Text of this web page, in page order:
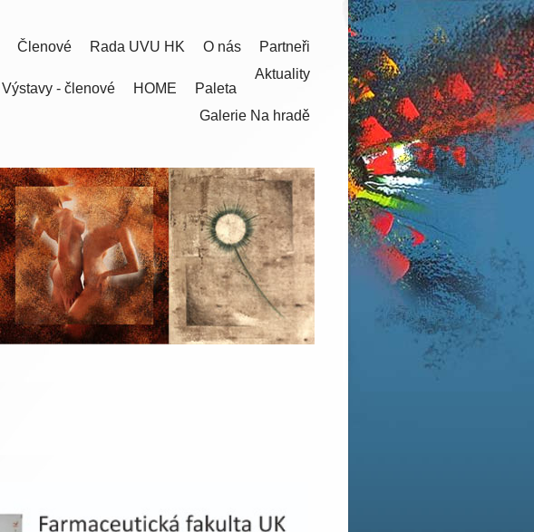
Partneři
O nás
Rada UVU HK
Členové
Aktuality
Paleta
HOME
Výstavy - členové
Galerie Na hradě